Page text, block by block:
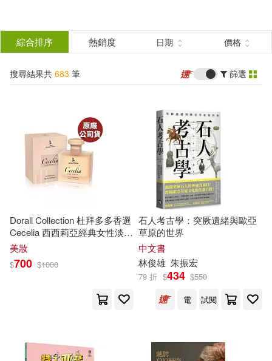
結
分類 (單選)
所有商品(683) 圖書(249)
美妝(26)
家居生活(49)
保健(54) 設計文具(8)
日用清潔(9) 婦幼生活(9)
鞋包配件(1)
寵物生活(27) 電子書(59)
作者 (可複選)
杉本亞未(10) 梶原伊緒(7)
仲原敬太郎(4)
大衛．安東尼(3)
梅原亞也子(3) 米原秀幸(3)
展開
出版社 (可複選)
綜合排序 熱銷度 日期 價格
搜尋結果共 683 筆 篩選
Dorall Collection 杜拜多多香選
Cecelia 西西莉亞經典女性淡香
水 100ML (原廠公司貨)
美妝
$700 $1000
石人考古學：突厥遺緒與歐亞
草原的世界
中文書
林俊雄 朱振宏
79 折 $434 $550
電
試閱